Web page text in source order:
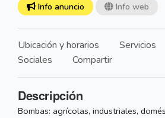
Info anuncio Info web
Ubicación y horarios Servicios
Sociales
Compartir
Descripción
Bombas: agrícolas, industriales,